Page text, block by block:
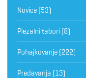
Novice (53)
Plezalni tabori (8)
Pohajkovanje (222)
Predavanja (13)